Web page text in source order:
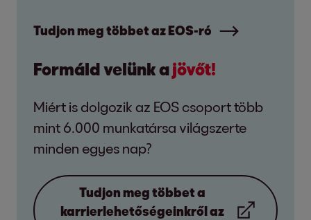
Tudjon meg többet az EOS-ró
Formáld velünk ajövőt!
Miért is dolgozik az EOS csoport több
mint 6.000 munkatársa világszerte
minden egyes nap?
Tudjon meg többet a
karrierlehetőségeinkről az